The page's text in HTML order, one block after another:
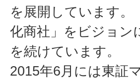
を展開しています。
化商社」をビジョン
を続けています。
2015年6月には東証